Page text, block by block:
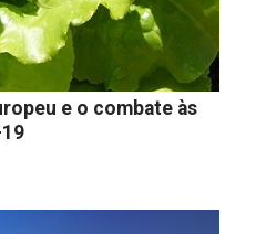
e o combate às